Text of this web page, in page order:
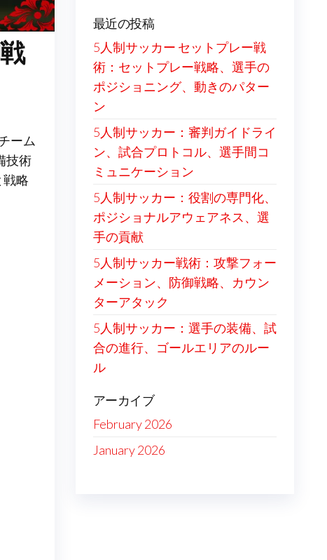
ーム
技術
略
最近の投稿
5人制サッカー セットプレー戦
術：セットプレー戦略、選手の
ポジショニング、動きのパター
ン
5人制サッカー：審判ガイドライ
ン、試合プロトコル、選手間コ
ミュニケーション
5人制サッカー：役割の専門化、
ポジショナルアウェアネス、選
手の貢献
5人制サッカー戦術：攻撃フォー
メーション、防御戦略、カウン
ターアタック
5人制サッカー：選手の装備、試
合の進行、ゴールエリアのルー
ル
アーカイブ
February 2026
January 2026